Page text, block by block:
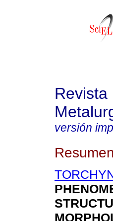
Revista
versión
Resumen